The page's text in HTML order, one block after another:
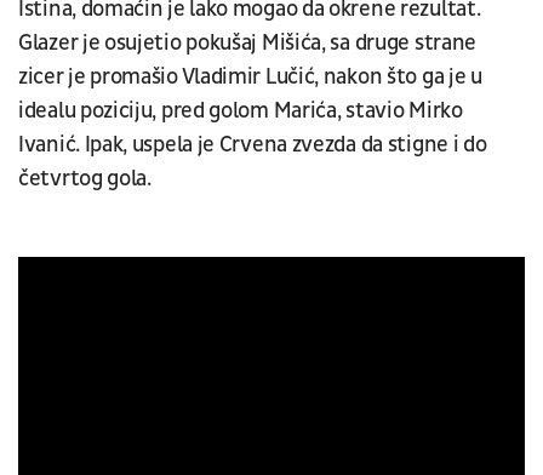
Istina, domaćin je lako mogao da okrene rezultat.
Glazer je osujetio pokušaj Mišića, sa druge strane
zicer je promašio Vladimir Lučić, nakon što ga je u
idealu poziciju, pred golom Marića, stavio Mirko
Ivanić. Ipak, uspela je Crvena zvezda da stigne i do
četvrtog gola.